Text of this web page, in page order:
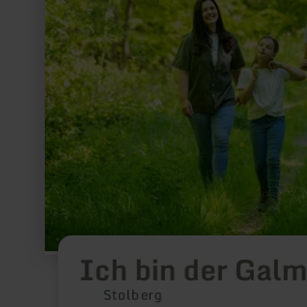
Ich bin der
Stolberg